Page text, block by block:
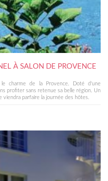
À SALON DE PROVENCE
charme de la Provence. Doté d'une
profiter sans retenue sa belle région. Un
parfaire la journée des hôtes.